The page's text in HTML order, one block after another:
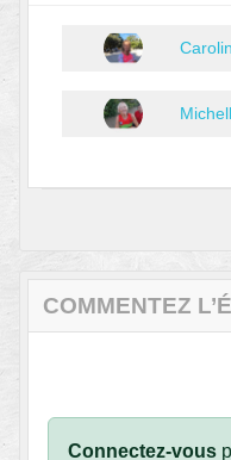
COMMENTEZ
Connectez-vous